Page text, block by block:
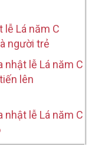
lễ Lá năm C
người trẻ
nhật lễ Lá năm C
lên
nhật lễ Lá năm C